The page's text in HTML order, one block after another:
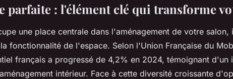
parfaite : l'élément clé qui transforme
une place centrale dans l'aménagement de votre salon,
fonctionnalité de l'espace. Selon l'Union Française du
français a progressé de 4,2% en 2024, témoignant d'un
intérieur. Face à cette diversité croissante